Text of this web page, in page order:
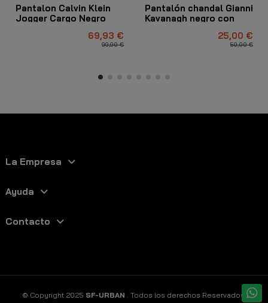
Pantalon Calvin Klein
Jogger Cargo Negro
69,93 €
99,90 €
Pantalón chandal Gianni
Kavanagh negro con
25,00 €
50,00 €
La Empresa
Ayuda
Contacto
© Copyright 2025 SF-URBAN . Todos los derechos Reservados.